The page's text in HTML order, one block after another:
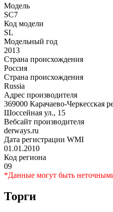
Модель
SC7
Код модели
SL
Модельный год
2013
Страна происхождения
Россия
Страна происхождения
Russia
Адрес производителя
369000 Карачаево-Черкесская
Шоссейная ул., 15
Вебсайт производителя
derways.ru
Дата регистрации WMI
01.01.2010
Код региона
09
*Данные могут быть
Торги